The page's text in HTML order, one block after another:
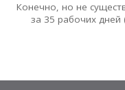
Конечно, но не
за 35 рабочих дней